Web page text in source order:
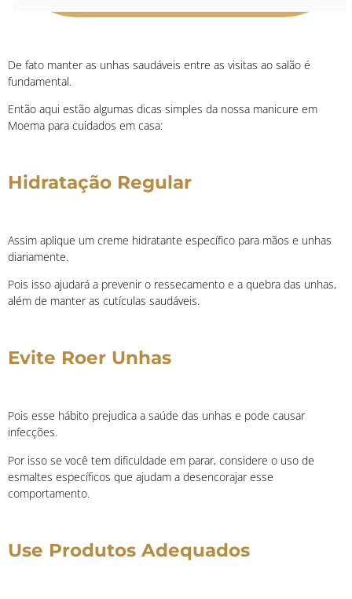
De fato manter as unhas saudáveis entre as visitas ao salão é
fundamental.
Então aqui estão algumas dicas simples da nossa manicure em
Moema para cuidados em casa:
Hidratação Regular
Assim aplique um creme hidratante específico para mãos e unhas
diariamente.
Pois isso ajudará a prevenir o ressecamento e a quebra das unhas,
além de manter as cutículas saudáveis.
Evite Roer Unhas
Pois esse hábito prejudica a saúde das unhas e pode causar
infecções.
Por isso se você tem dificuldade em parar, considere o uso de
esmaltes específicos que ajudam a desencorajar esse
comportamento.
Use Produtos Adequados